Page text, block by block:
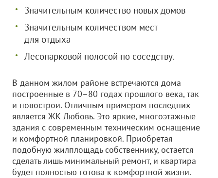
Значительным количество новых домов
Значительным количеством мест
для отдыха
Лесопарковой полосой по соседству.
В данном жилом районе встречаются дома
построенные в 70–80 годах прошлого века, так
и новострои. Отличным примером последних
является ЖК Любовь. Это яркие, многоэтажные
здания с современным техническим оснащение
и комфортной планировкой. Приобретая
подобную жилплощадь собственнику, остается
сделать лишь минимальный ремонт, и квартира
будет полностью готова к комфортной жизни.